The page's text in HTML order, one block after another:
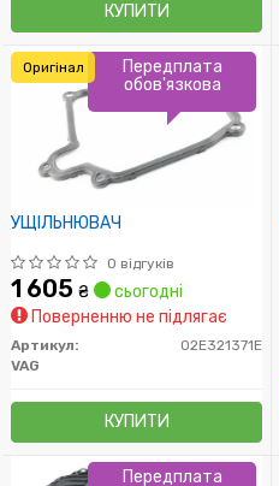
КУПИТИ
УЩІЛЬНЮВАЧ
0 відгуків
1 605 ₴
сьогодні
Поверненню не підлягає
Артикул:
02E321371E
VAG
КУПИТИ
Передплата
обов'язкова
Оригінал
Передплата